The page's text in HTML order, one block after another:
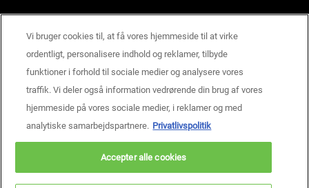
Producentoplysninger
KIEHL'S
14, rue Royale - 75008 Paris France
consumercare@dk.oaccare.com
KØBSBETINGELSER
kr - DK (DA)
Privatlivspolitik Handelsbetingelser Site Map
Vi bruger cookies til, at få vores hjemmeside til at virke
ordentligt, personalisere indhold og reklamer, tilbyde
funktioner i forhold til sociale medier og analysere vores
traffik. Vi deler også information vedrørende din brug af vores
hjemmeside på vores sociale medier, i reklamer og med
analytiske samarbejdspartnere. Privatlivspolitik
Accepter alle cookies